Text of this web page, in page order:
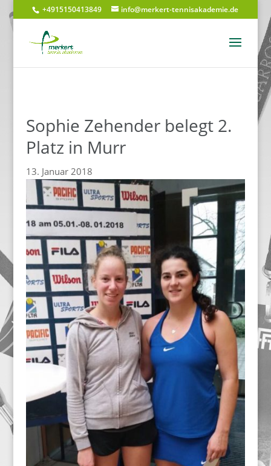
+4915150413849 info@merkert-tennisakademie.de
Sophie Zehender belegt 2.
Platz in Murr
13. Januar 2018